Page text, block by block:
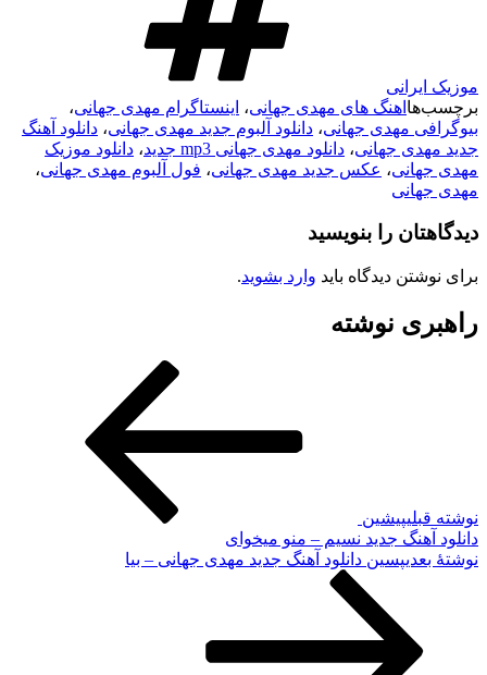
موزیک ایرانی
برچسب‌ها اهنگ های مهدی جهانی، اینستاگرام مهدی جهانی،
بیوگرافی مهدی جهانی، دانلود آلبوم جدید مهدی جهانی، دانلود آهنگ
جدید مهدی جهانی، دانلود مهدی جهانی mp3 جدید ، دانلود موزیک
مهدی جهانی، عکس جدید مهدی جهانی، فول آلبوم مهدی جهانی،
مهدی جهانی
دیدگاهتان را بنویسید
برای نوشتن دیدگاه باید وارد بشوید.
راهبری نوشته
نوشته قبلیپیشین
دانلود آهنگ جدید نسیم – منو میخوای
نوشته‌ٔ بعدیپسین دانلود آهنگ جدید مهدی جهانی – بیا